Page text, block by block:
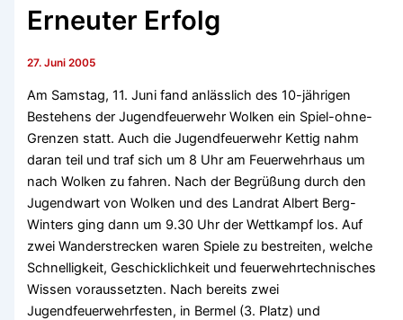
Erneuter Erfolg
27. Juni 2005
Am Samstag, 11. Juni fand anlässlich des 10-jährigen
Bestehens der Jugendfeuerwehr Wolken ein Spiel-ohne-
Grenzen statt. Auch die Jugendfeuerwehr Kettig nahm
daran teil und traf sich um 8 Uhr am Feuerwehrhaus um
nach Wolken zu fahren. Nach der Begrüßung durch den
Jugendwart von Wolken und des Landrat Albert Berg-
Winters ging dann um 9.30 Uhr der Wettkampf los. Auf
zwei Wanderstrecken waren Spiele zu bestreiten, welche
Schnelligkeit, Geschicklichkeit und feuerwehrtechnisches
Wissen voraussetzten. Nach bereits zwei
Jugendfeuerwehrfesten, in Bermel (3. Platz) und